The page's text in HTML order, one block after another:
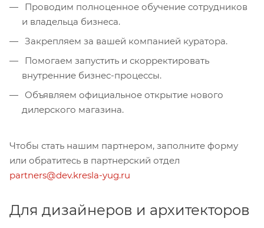
Проводим полноценное обучение сотрудников
и владельца бизнеса.
Закрепляем за вашей компанией куратора.
Помогаем запустить и скорректировать
внутренние бизнес-процессы.
Объявляем официальное открытие нового
дилерского магазина.
Чтобы стать нашим партнером, заполните форму
или обратитесь в партнерский отдел
partners@dev.kresla-yug.ru
Для дизайнеров и архитекторов